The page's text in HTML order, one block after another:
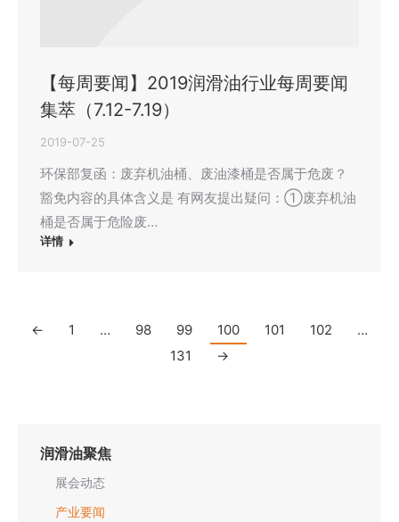
【每周要闻】2019润滑油行业每周要闻
集萃（7.12-7.19）
2019-07-25
环保部复函：废弃机油桶、废油漆桶是否属于危废？
豁免内容的具体含义是 有网友提出疑问：①废弃机油
桶是否属于危险废…
详情
← 1 … 98 99 100 101 102
…
131
→
润滑油聚焦
展会动态
产业要闻